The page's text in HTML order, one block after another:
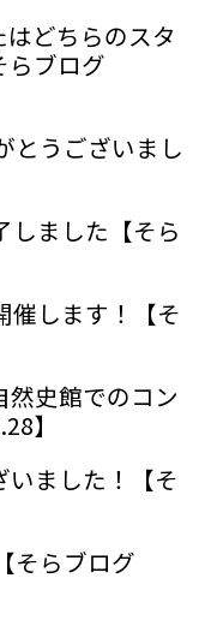
どちらのスタ
ブログ
とうございまし
しました【そら
催します！【そ
然史館でのコン
】
ました！【そ
そらブログ